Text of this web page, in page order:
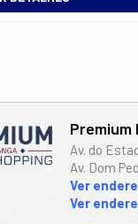
Premium
Av. do
Av. Dom
Ver
Ver